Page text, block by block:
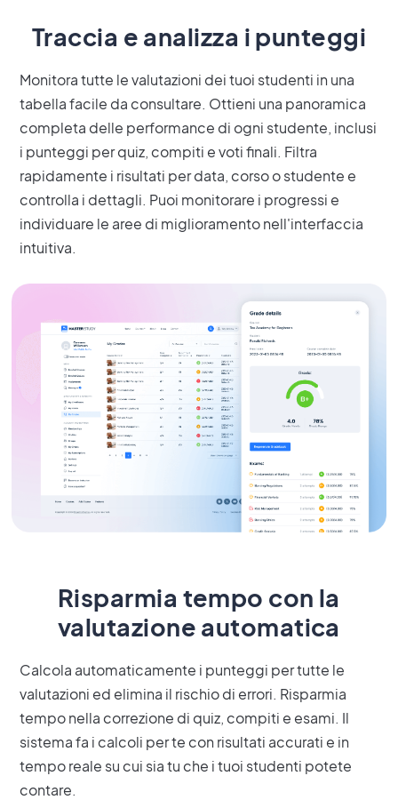
Traccia e analizza i punteggi
Monitora tutte le valutazioni dei tuoi studenti in una
tabella facile da consultare. Ottieni una panoramica
completa delle performance di ogni studente, inclusi
i punteggi per quiz, compiti e voti finali. Filtra
rapidamente i risultati per data, corso o studente e
controlla i dettagli. Puoi monitorare i progressi e
individuare le aree di miglioramento nell'interfaccia
intuitiva.
Risparmia tempo con la
valutazione automatica
Calcola automaticamente i punteggi per tutte le
valutazioni ed elimina il rischio di errori. Risparmia
tempo nella correzione di quiz, compiti e esami. Il
sistema fa i calcoli per te con risultati accurati e in
tempo reale su cui sia tu che i tuoi studenti potete
contare.